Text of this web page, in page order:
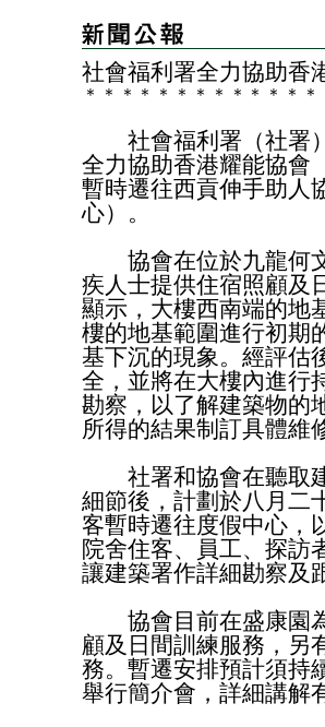
社會福利署全力協助香
＊ ＊ ＊ ＊ ＊ ＊ ＊ ＊ ＊ ＊ ＊ ＊ ＊
社會福利署（社署）
全力協助香港耀能協會
暫時遷往西貢伸手助人
心）。
協會在位於九龍何文
疾人士提供住宿照顧及
顯示，大樓西南端的地
樓的地基範圍進行初期
基下沉的現象。經評估
全，並將在大樓內進行
勘察，以了解建築物的
所得的結果制訂具體維
社署和協會在聽取建
細節後，計劃於八月二
客暫時遷往度假中心，
院舍住客、員工、探訪
讓建築署作詳細勘察及
協會目前在盛康園為
顧及日間訓練服務，另
務。暫遷安排預計須持
舉行簡介會，詳細講解